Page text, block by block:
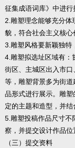
征集成语词库》中进行
2.雕塑理念能够充分
貌，符合社会主义核心
3.雕塑风格要新颖独特
4.雕塑拟选址区域有：
街区、主城区出入市
等，雕塑背景多为街
品形式进行展示。雕
定的主题和造型，并结
5.雕塑投稿作品尺寸不
察，并提交设计作品位
（三）提交资料